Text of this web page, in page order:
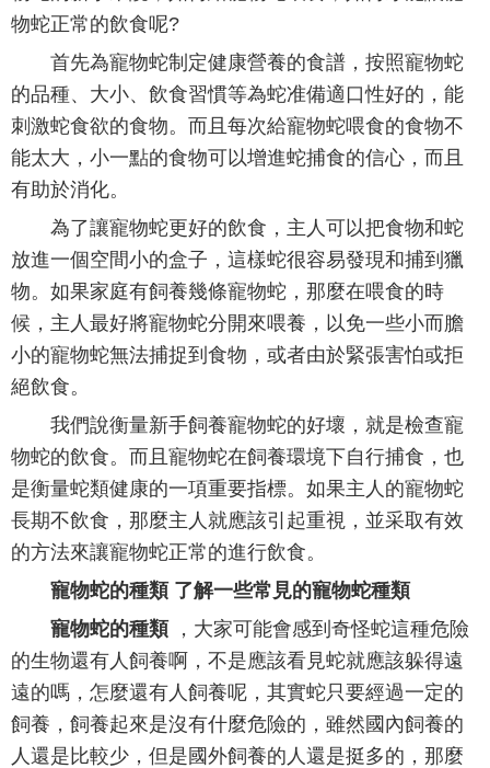
物蛇正常的飲食呢?
首先為寵物蛇制定健康營養的食譜，按照寵物蛇
的品種、大小、飲食習慣等為蛇准備適口性好的，能
刺激蛇食欲的食物。而且每次給寵物蛇喂食的食物不
能太大，小一點的食物可以增進蛇捕食的信心，而且
有助於消化。
為了讓寵物蛇更好的飲食，主人可以把食物和蛇
放進一個空間小的盒子，這樣蛇很容易發現和捕到獵
物。如果家庭有飼養幾條寵物蛇，那麼在喂食的時
候，主人最好將寵物蛇分開來喂養，以免一些小而膽
小的寵物蛇無法捕捉到食物，或者由於緊張害怕或拒
絕飲食。
我們說衡量新手飼養寵物蛇的好壞，就是檢查寵
物蛇的飲食。而且寵物蛇在飼養環境下自行捕食，也
是衡量蛇類健康的一項重要指標。如果主人的寵物蛇
長期不飲食，那麼主人就應該引起重視，並采取有效
的方法來讓寵物蛇正常的進行飲食。
寵物蛇的種類 了解一些常見的寵物蛇種類
寵物蛇的種類 ，大家可能會感到奇怪蛇這種危險
的生物還有人飼養啊，不是應該看見蛇就應該躲得遠
遠的嗎，怎麼還有人飼養呢，其實蛇只要經過一定的
飼養，飼養起來是沒有什麼危險的，雖然國內飼養的
人還是比較少，但是國外飼養的人還是挺多的，那麼